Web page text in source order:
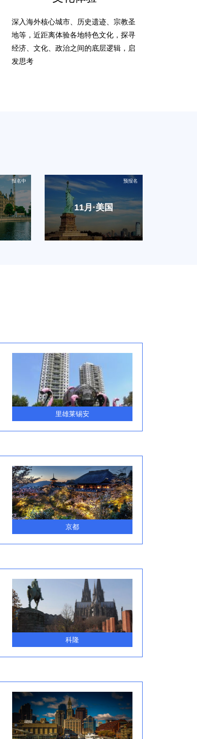
深入海外核心城市、历史遗迹、宗教圣
地等，近距离体验各地特色文化，探寻
经济、文化、政治之间的底层逻辑，启
发思考
11月·美国
里雄莱锡安
京都
科隆